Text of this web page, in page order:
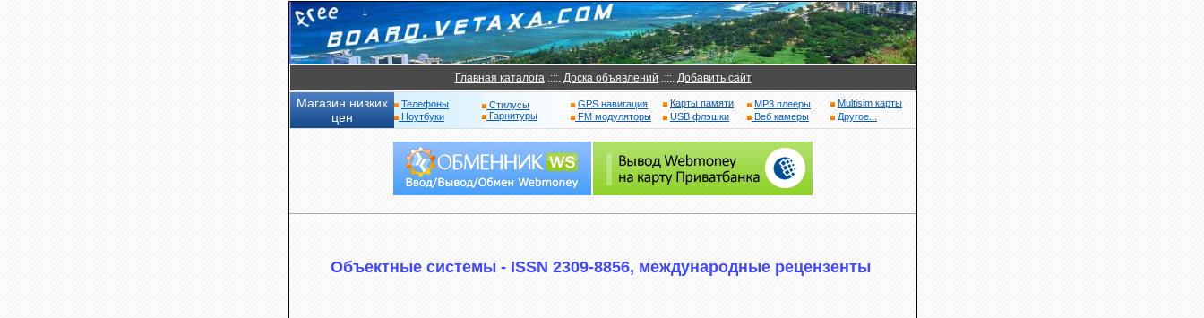
Главная каталога.:::. Доска объявлений .:::. Добавить сайт
Магазин низких
цен
Телефоны
Ноутбуки
Стилусы
Гарнитуры
GPS навигация
FM модуляторы
Карты памяти
USB флэшки
MP3 плееры
Веб камеры
Multisim карты
Другое...
Объектные системы - ISSN 2309-8856, международные рецензенты